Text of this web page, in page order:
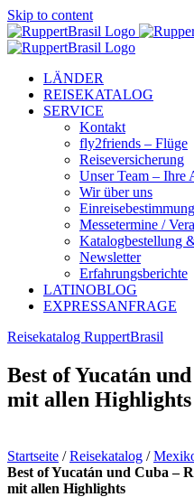
Skip to content
LÄNDER
REISEKATALOG
SERVICE
Kontakt
fly2friends – Flüge
Reiseversicherung
Unser Team – Ihre
Wir über uns
Messetermine /
Katalogbestellung
Newsletter
Erfahrungsberichte
LATINOBLOG
EXPRESSANFRAGE
Reisekatalog RuppertBrasil
Best of Yucatán
mit allen Highlights
Startseite /Reisekatalog /
Best of Yucatán und Cuba –
mit allen Highlights